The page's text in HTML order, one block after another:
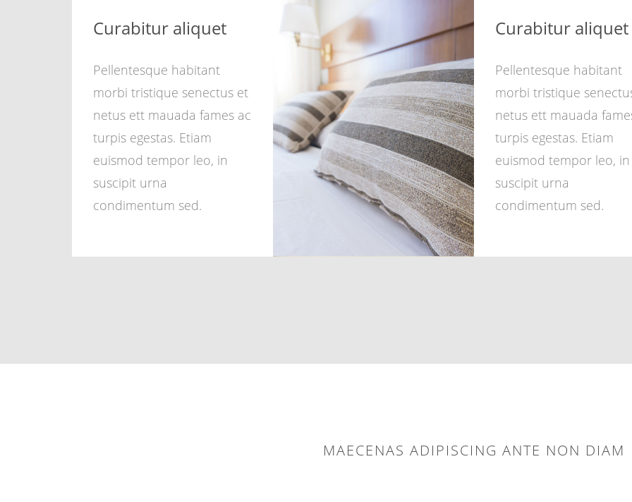
Magna
Curabitur aliquet
Pellentesque habitant
morbi tristique senectus et
netus ett mauada fames ac
turpis egestas. Etiam
euismod tempor leo, in
suscipit urna
condimentum sed.
Curabitur aliquet
Pellentesque habitant
morbi tristique
netus ett mauada
turpis egestas. Etiam
euismod tempor leo, in
suscipit urna
condimentum sed.
MAECENAS ADIPISCING ANTE NON DIAM